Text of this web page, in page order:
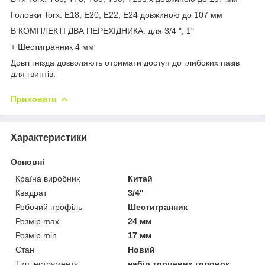
Головки Torx: E18, E20, E22, E24 довжиною до 107 мм
В КОМПЛЕКТІ ДВА ПЕРЕХІДНИКА: для 3/4 ", 1"
+ Шестигранник 4 мм
Довгі гнізда дозволяють отримати доступ до глибоких пазів
для гвинтів.
Приховати
Характеристики
Основні
Країна виробник
Китай
Квадрат
3/4"
Робочий профіль
Шестигранник
Розмір max
24 мм
Розмір min
17 мм
Стан
Новий